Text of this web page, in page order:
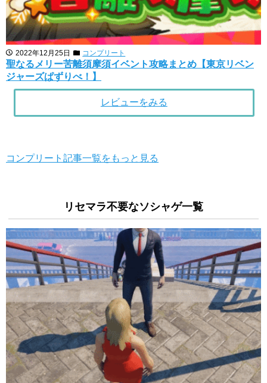
2022年12月25日 コンプリート
聖なるメリー苦離須摩須イベント攻略まとめ【東京リベン
ジャーズぱずりべ！】
レビューをみる
コンプリート記事一覧をもっと見る
リセマラ不要なソシャゲ一覧